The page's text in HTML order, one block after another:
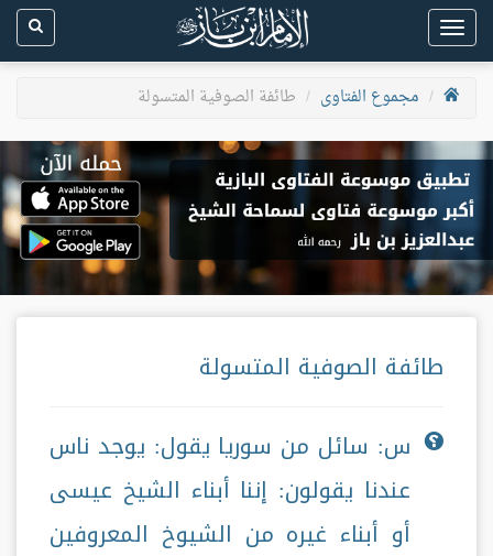
Toggle
navigation
مجموع الفتاوى
طائفة الصوفية المتسولة
طائفة الصوفية المتسولة
س: سائل من سوريا يقول: يوجد ناس
عندنا يقولون: إننا أبناء الشيخ عيسى
أو أبناء غيره من الشيوخ المعروفين